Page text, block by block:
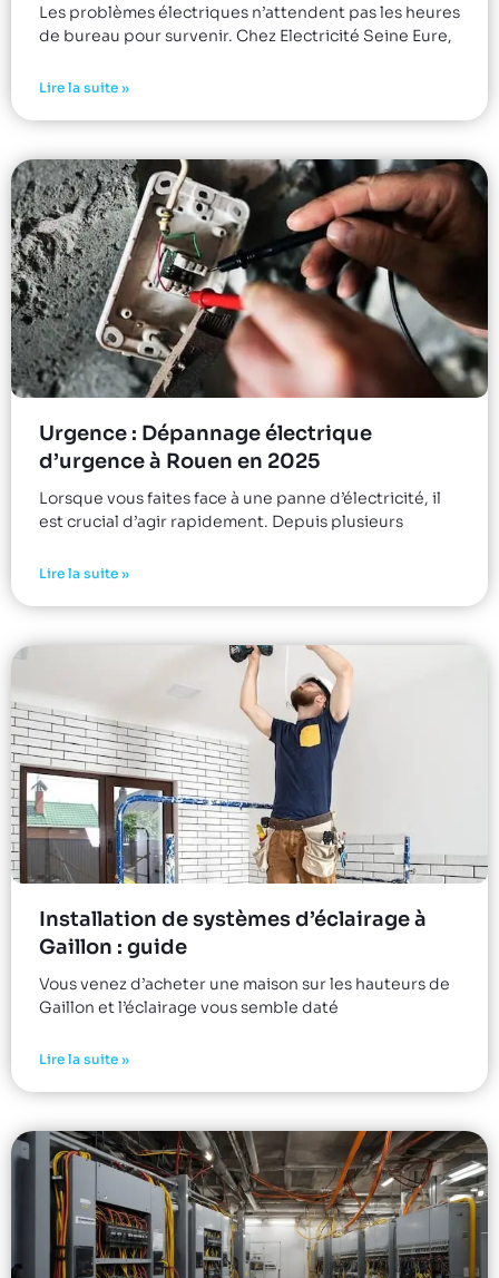
Les problèmes électriques n’attendent pas les heures
de bureau pour survenir. Chez Electricité Seine Eure,
Lire la suite »
Urgence : Dépannage électrique
d’urgence à Rouen en 2025
Lorsque vous faites face à une panne d’électricité, il
est crucial d’agir rapidement. Depuis plusieurs
Lire la suite »
Installation de systèmes d’éclairage à
Gaillon : guide
Vous venez d’acheter une maison sur les hauteurs de
Gaillon et l’éclairage vous semble daté
Lire la suite »